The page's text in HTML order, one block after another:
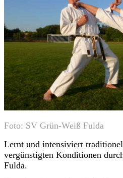
Foto: SV Grün-Weiß Fulda
Lernt und intensiviert
vergünstigten Konditionen
Fulda.